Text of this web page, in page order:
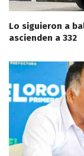
Lo siguieron a
ascienden a 332